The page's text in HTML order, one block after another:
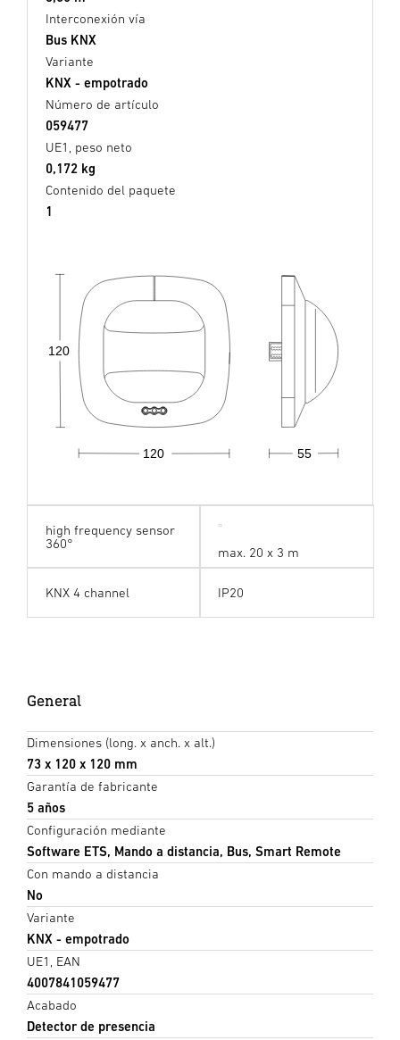
Interconexión vía
Bus KNX
Variante
KNX - empotrado
Número de artículo
059477
UE1, peso neto
0,172 kg
Contenido del paquete
1
55
120
120
high frequency sensor
360°
max. 20 x 3 m
KNX 4 channel IP20
General
Dimensiones (long. x anch. x alt.)
73 x 120 x 120 mm
Garantía de fabricante
5 años
Configuración mediante
Software ETS, Mando a distancia, Bus, Smart Remote
Con mando a distancia
No
Variante
KNX - empotrado
UE1, EAN
4007841059477
Acabado
Detector de presencia